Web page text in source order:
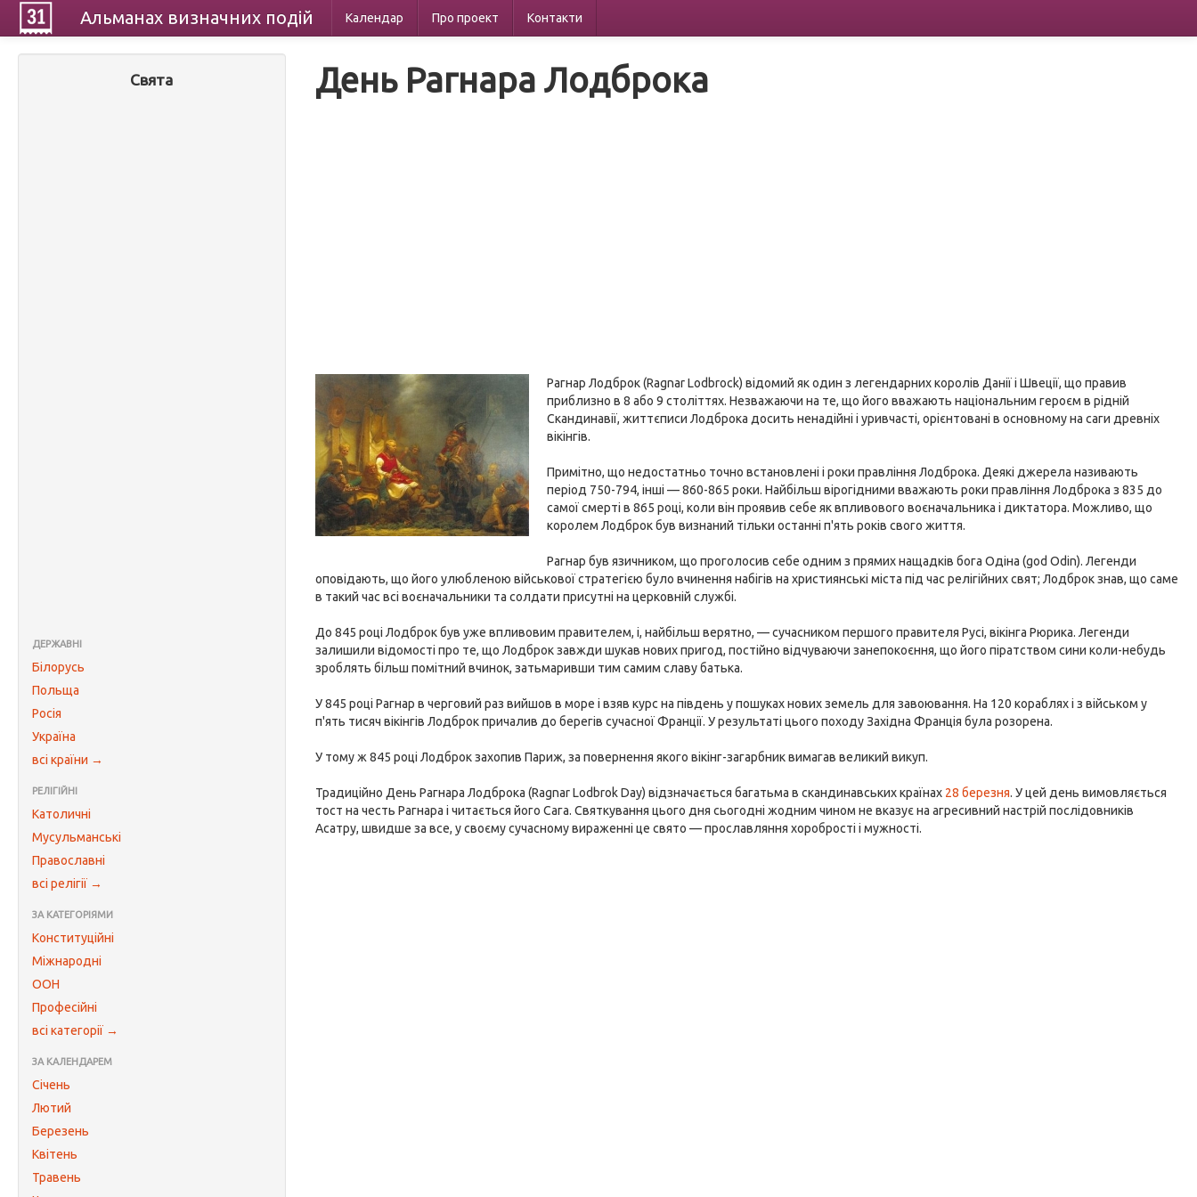
Альманах визначних подій Календар Про проект Контакти
Свята
ДЕРЖАВНІ
Білорусь
Польща
Росія
Україна
всі країни →
РЕЛІГІЙНІ
Католичні
Мусульманські
Православні
всі релігії →
ЗА КАТЕГОРІЯМИ
Конституційні
Міжнародні
ООН
Професійні
всі категорії →
ЗА КАЛЕНДАРЕМ
Січень
Лютий
Березень
Квітень
Травень
День Рагнара Лодброка
Рагнар Лодброк (Ragnar Lodbrock) відомий як один з легендарних королів Данії і Швеції, що правив
приблизно в 8 або 9 століттях. Незважаючи на те, що його вважають національним героєм в рідній
Скандинавії, життєписи Лодброка досить ненадійні і уривчасті, орієнтовані в основному на саги древніх
вікінгів.
Примітно, що недостатньо точно встановлені і роки правління Лодброка. Деякі джерела називають
період 750-794, інші — 860-865 роки. Найбільш вірогідними вважають роки правління Лодброка з 835 до
самої смерті в 865 році, коли він проявив себе як впливового воєначальника і диктатора. Можливо, що
королем Лодброк був визнаний тільки останні п'ять років свого життя.
Рагнар був язичником, що проголосив себе одним з прямих нащадків бога Одіна (god Odin). Легенди
оповідають, що його улюбленою військової стратегією було вчинення набігів на християнські міста під час релігійних свят; Лодброк знав, що саме
в такий час всі воєначальники та солдати присутні на церковній службі.
До 845 році Лодброк був уже впливовим правителем, і, найбільш верятно, — сучасником першого правителя Русі, вікінга Рюрика. Легенди
залишили відомості про те, що Лодброк завжди шукав нових пригод, постійно відчуваючи занепокоєння, що його піратством сини коли-небудь
зроблять більш помітний вчинок, затьмаривши тим самим славу батька.
У 845 році Рагнар в черговий раз вийшов в море і взяв курс на південь у пошуках нових земель для завоювання. На 120 кораблях і з військом у
п'ять тисяч вікінгів Лодброк причалив до берегів сучасної Франції. У результаті цього походу Західна Франція була розорена.
У тому ж 845 році Лодброк захопив Париж, за повернення якого вікінг-загарбник вимагав великий викуп.
Традиційно День Рагнара Лодброка (Ragnar Lodbrok Day) відзначається багатьма в скандинавських країнах 28 березня. У цей день вимовляється
тост на честь Рагнара і читається його Сага. Святкування цього дня сьогодні жодним чином не вказує на агресивний настрій послідовників
Асатру, швидше за все, у своєму сучасному вираженні це свято — прославляння хоробрості і мужності.